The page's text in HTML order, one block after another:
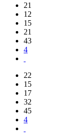
21
12
15
21
43
4
22
15
17
32
45
4